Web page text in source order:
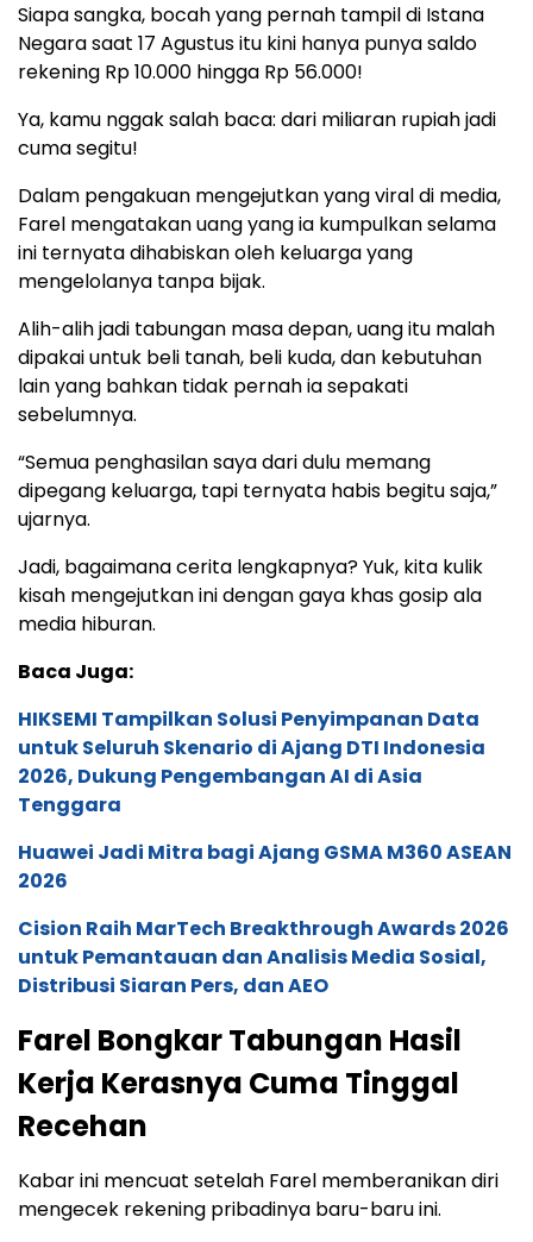
Siapa sangka, bocah yang pernah tampil di Istana
Negara saat 17 Agustus itu kini hanya punya saldo
rekening Rp 10.000 hingga Rp 56.000!
Ya, kamu nggak salah baca: dari miliaran rupiah jadi
cuma segitu!
Dalam pengakuan mengejutkan yang viral di media,
Farel mengatakan uang yang ia kumpulkan selama
ini ternyata dihabiskan oleh keluarga yang
mengelolanya tanpa bijak.
Alih-alih jadi tabungan masa depan, uang itu malah
dipakai untuk beli tanah, beli kuda, dan kebutuhan
lain yang bahkan tidak pernah ia sepakati
sebelumnya.
“Semua penghasilan saya dari dulu memang
dipegang keluarga, tapi ternyata habis begitu saja,”
ujarnya.
Jadi, bagaimana cerita lengkapnya? Yuk, kita kulik
kisah mengejutkan ini dengan gaya khas gosip ala
media hiburan.
Baca Juga:
HIKSEMI Tampilkan Solusi Penyimpanan Data
untuk Seluruh Skenario di Ajang DTI Indonesia
2026, Dukung Pengembangan AI di Asia
Tenggara
Huawei Jadi Mitra bagi Ajang GSMA M360 ASEAN
2026
Cision Raih MarTech Breakthrough Awards 2026
untuk Pemantauan dan Analisis Media Sosial,
Distribusi Siaran Pers, dan AEO
Farel Bongkar Tabungan Hasil
Kerja Kerasnya Cuma Tinggal
Recehan
Kabar ini mencuat setelah Farel memberanikan diri
mengecek rekening pribadinya baru-baru ini.